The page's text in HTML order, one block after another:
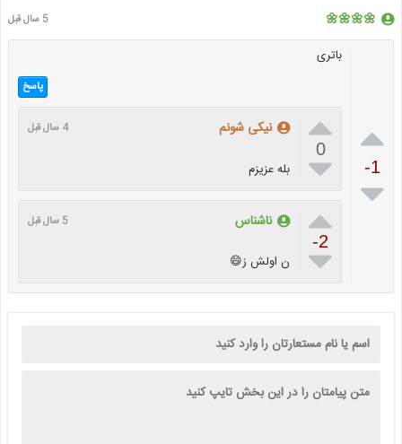
🌼🌼🌼🌼 5 سال قبل

-1

باتری
پاسخ

0

نیکی شونم 4 سال قبل
بله عزیزم

-2

ناشناس 5 سال قبل
ن اولش ز😄